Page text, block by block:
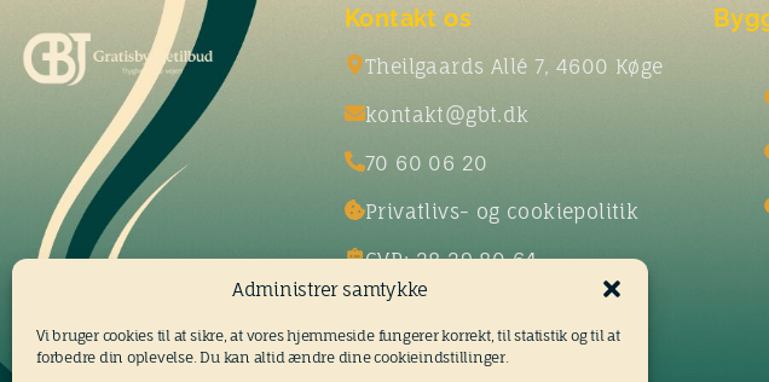
Administrer samtykke
Vi bruger cookies til at sikre, at vores hjemmeside fungerer korrekt, til statistik og til at
forbedre din oplevelse. Du kan altid ændre dine cookieindstillinger.
Kontakt os
Theilgaards Allé 7, 4600 Køge
kontakt@gbt.dk
70 60 06 20
Privatlivs- og cookiepolitik
CVR: 28 29 80 64